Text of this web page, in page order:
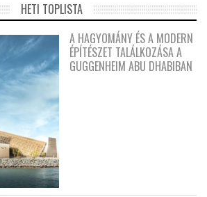
HETI TOPLISTA
A HAGYOMÁNY ÉS A MODERN
ÉPÍTÉSZET TALÁLKOZÁSA A
GUGGENHEIM ABU DHABIBAN